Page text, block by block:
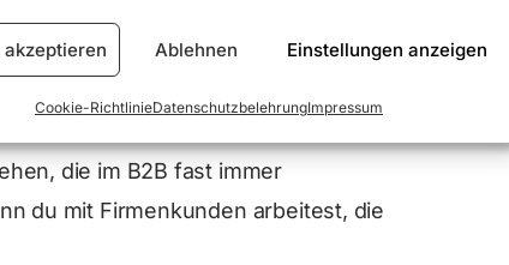
akzeptieren Ablehnen Einstellungen anzeigen
Cookie-RichtlinieDatenschutzbelehrungImpressum
B2B-Shop
die im B2B fast immer
du mit Firmenkunden arbeitest, die